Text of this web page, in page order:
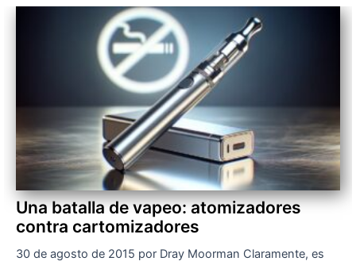
Una batalla de vapeo: atomizadores
contra cartomizadores
30 de agosto de 2015 por Dray Moorman Claramente, es